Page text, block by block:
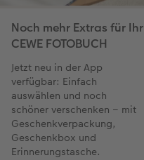
Noch mehr Extras für Ihr
CEWE FOTOBUCH
Jetzt neu in der App
verfügbar: Einfach
auswählen und noch
schöner verschenken – mit
Geschenkverpackung,
Geschenkbox und
Erinnerungstasche.